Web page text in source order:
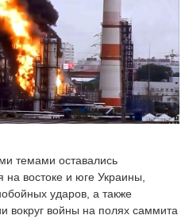
темами оставались
востоке и юге Украины,
ударов, а также
вокруг войны на полях саммита